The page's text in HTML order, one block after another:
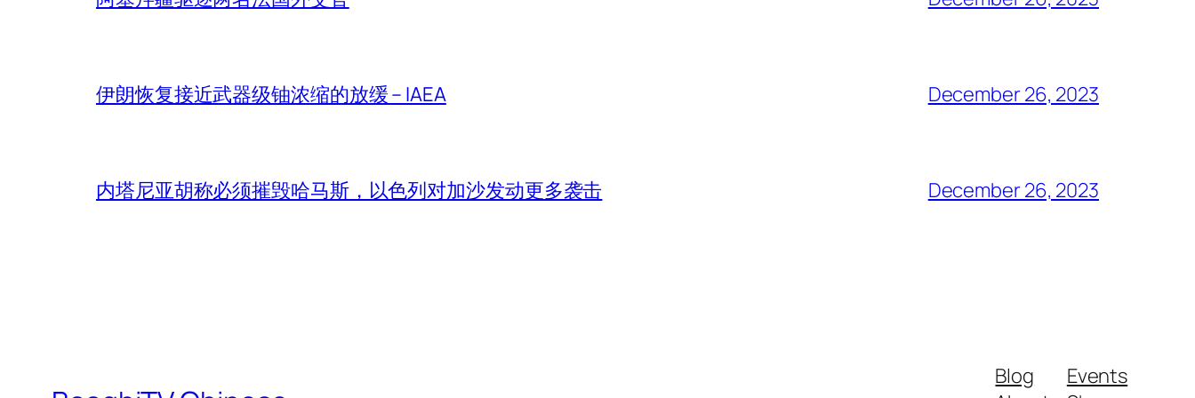
伊朗恢复接近武器级铀浓缩的放缓 – IAEA December 26, 2023
内塔尼亚胡称必须摧毁哈马斯，以色列对加沙发动更多袭击 December 26, 2023
Blog
Events